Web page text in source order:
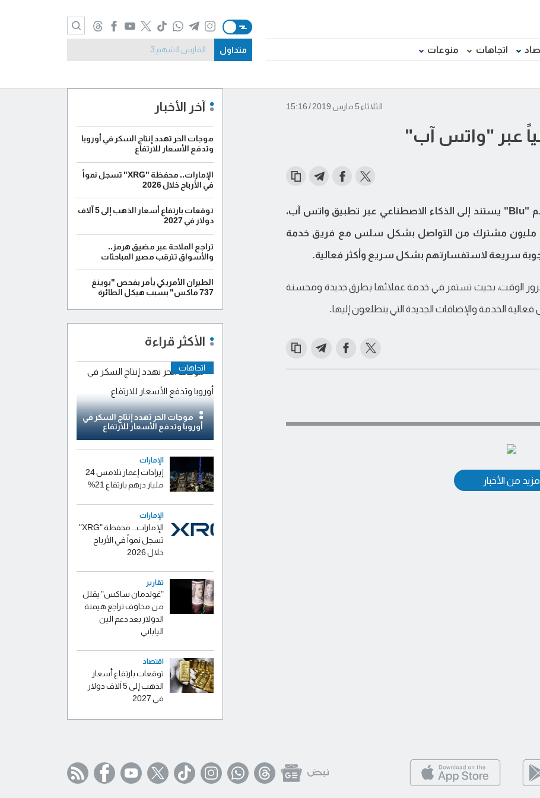
اتجاهات منوعات متداول الفارس الشهم 3
الثلاثاء 5 مارس 2019 / 15:16
عبر "واتس آب"
أطلقت شركة "دو" مساعداً افتراضياً يحمل اسم "Blu" يستند إلى الذكاء الاصطناعي عبر تطبيق واتس آب،
لتمكين مختلف شرائح عملائها البالغ عددهم 9 مليون مشترك من التواصل بشكل سلس مع فريق خدمة
سريعة لاستفسارتهم بشكل سريع وأكثر فعالية.
الوقت، بحيث تستمر في خدمة عملائها بطرق جديدة ومحسنة
الخدمة والإضافات الجديدة التي يتطلعون إليها.
مزيد من الأخبار
آخر الأخبار
موجات الحر تهدد إنتاج السكر في أوروبا
وتدفع الأسعار للارتفاع
الإمارات.. محفظة "XRG" تسجل نمواً
في الأرباح خلال 2026
توقعات بارتفاع أسعار الذهب إلى 5 آلاف
دولار في 2027
تراجع الملاحة عبر مضيق هرمز..
والأسواق تترقب مصير المباحثات
الطيران الأمريكي يأمر بفحص "بوينغ
737 ماكس" بسبب هيكل الطائرة
الأكثر قراءة
اتجاهات
موجات الحر تهدد إنتاج السكر في
أوروبا وتدفع الأسعار للارتفاع
الإمارات
إيرادات إعمار تلامس 24
مليار درهم بارتفاع 21%
الإمارات
الإمارات.. محفظة "XRG"
تسجل نمواً في الأرباح
خلال 2026
تقارير
"غولدمان ساكس" يقلل
من مخاوف تراجع هيمنة
الدولار بعد دعم الين
الياباني
اقتصاد
توقعات بارتفاع أسعار
الذهب إلى 5 آلاف دولار
في 2027